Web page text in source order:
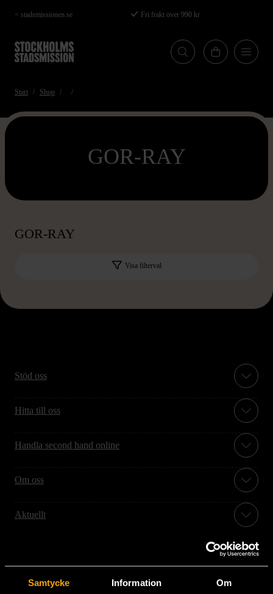
Samtycke Information Om
Hoppa
till
huvudinnehåll
< stadsmissionen.se Fri frakt över 990 kr
Start Shop
GOR-RAY
GOR-RAY
Visa filterval
Stöd oss
Hitta till oss
Handla second hand online
Om oss
Aktuellt
Stockholms Stadsmission
Huvudkontor: